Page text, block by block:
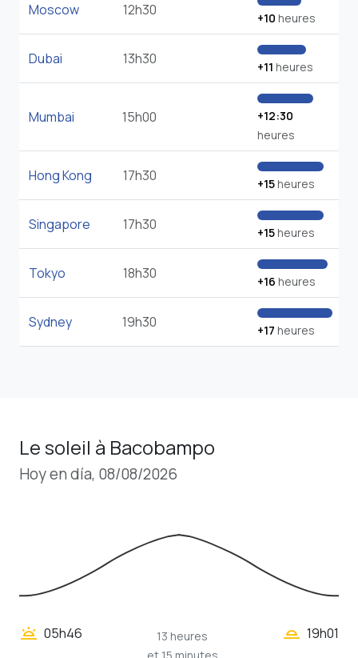
Moscow 12h30 +10 heures
Dubai 13h30 +11 heures
Mumbai 15h00
+12:30
heures
Hong Kong 17h30 +15heures
Singapore 17h30 +15heures
Tokyo 18h30 +16 heures
Sydney 19h30 +17 heures
Le soleil à Bacobampo
Hoy en día, 08/08/2026
wb_twilight 05h46
13 heures
wb_twilight_2 19h01